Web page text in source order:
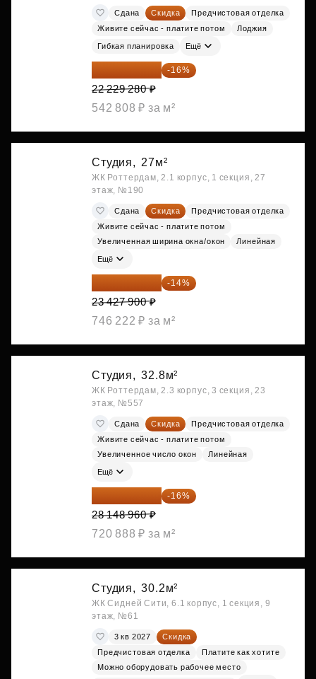
Сдана Скидка
Предчистовая отделка
Живите сейчас - платите потом
Лоджия
Гибкая планировка Ещё
18 672 595 ₽ -16%
22 229 280 ₽
542 808 ₽ за м²
Студия, 27м²
ЖК Роттердам, 2.1 корпус, 1 секция, 27
этаж, №190
Сдана Скидка
Предчистовая отделка
Живите сейчас - платите потом
Увеличенная ширина окна/окон
Линейная
Ещё
20 147 994 ₽ -14%
23 427 900 ₽
746 222 ₽ за м²
Студия, 32.8м²
ЖК Роттердам, 2.3 корпус, 3 секция, 23
этаж, №557
Сдана Скидка
Предчистовая отделка
Живите сейчас - платите потом
Увеличенное число окон
Линейная
Ещё
23 645 126 ₽ -16%
28 148 960 ₽
720 888 ₽ за м²
Студия, 30.2м²
ЖК Сидней Сити, 6.1 корпус, 1 секция, 9
этаж, №61
3 кв 2027
Скидка
Предчистовая отделка
Платите как хотите
Можно оборудовать рабочее место